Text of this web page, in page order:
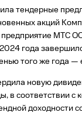
тендерные
акций
предприятие МТС
года
того же года
новую
в соответствии с
доходности